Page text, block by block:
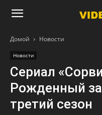
Домой Новости
Новости
Сериал
Рожденный
третий сезон